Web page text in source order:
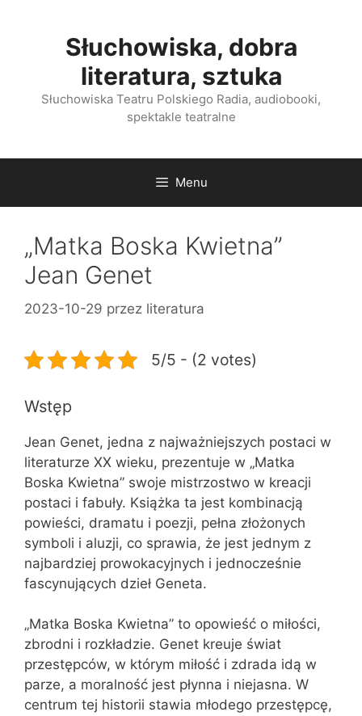
Słuchowiska, dobra
literatura, sztuka
Słuchowiska Teatru Polskiego Radia, audiobooki,
spektakle teatralne
Menu
„Matka Boska Kwietna”
Jean Genet
2023-10-29 przez literatura
5/5 - (2 votes)
Wstęp
Jean Genet, jedna z najważniejszych postaci w
literaturze XX wieku, prezentuje w „Matka
Boska Kwietna” swoje mistrzostwo w kreacji
postaci i fabuły. Książka ta jest kombinacją
powieści, dramatu i poezji, pełna złożonych
symboli i aluzji, co sprawia, że jest jednym z
najbardziej prowokacyjnych i jednocześnie
fascynujących dzieł Geneta.
„Matka Boska Kwietna” to opowieść o miłości,
zbrodni i rozkładzie. Genet kreuje świat
przestępców, w którym miłość i zdrada idą w
parze, a moralność jest płynna i niejasna. W
centrum tej historii stawia młodego przestępcę,